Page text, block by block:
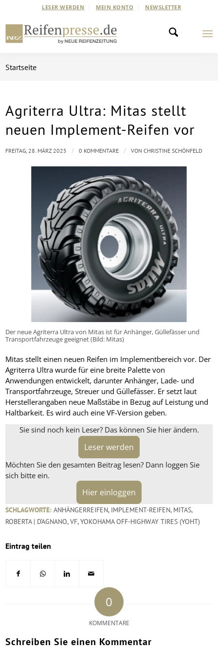
LESER WERDEN MEIN KONTO NEWSLETTER
Startseite
Agriterra Ultra: Mitas stellt
neuen Implement-Reifen vor
Der neue Agriterra Ultra von Mitas ist für Anhänger, Güllefässer und
Transportfahrzeuge geeignet (Bild: Mitas)
Mitas stellt einen neuen Reifen im Implementbereich vor. Der
Agriterra Ultra wurde für eine breite Palette von
Anwendungen entwickelt, darunter Anhänger, Lade- und
Transportfahrzeuge, Streuer und Güllefässer. Er setzt laut
Herstellerangaben neue Maßstäbe in Bezug auf Leistung und
Haltbarkeit. Es wird auch eine VF-Version geben.
Sie sind noch kein Leser? Das können Sie hier ändern.
Leser werden
Möchten Sie den gesamten Beitrag lesen? Dann loggen Sie
sich bitte ein.
Hier einloggen
FREITAG, 28. MÄRZ 2025 / 0 KOMMENTARE / VONCHRISTINE SCHÖNFELD
SCHLAGWORTE: ANHÄNGERREIFEN, IMPLEMENT-REIFEN, MITAS,
ROBERTA | D‘AGNANO,VF,YOKOHAMA OFF-HIGHWAY TIRES (YOHT)
Eintrag teilen
0
KOMMENTARE
Schreiben Sie einen Kommentar